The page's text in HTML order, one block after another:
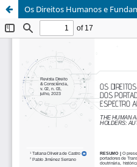
Os Direitos Humanos e